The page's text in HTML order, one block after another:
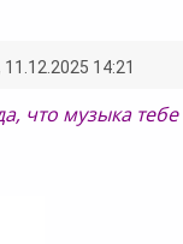
11.12.2025 14:21
что музыка